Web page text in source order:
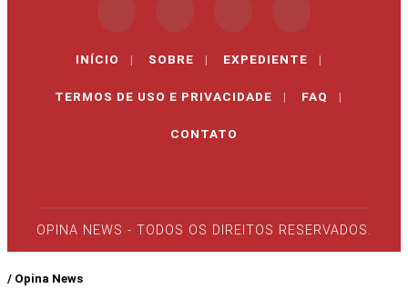
INÍCIO | SOBRE | EXPEDIENTE |
TERMOS DE USO E PRIVACIDADE | FAQ |
CONTATO
OPINA NEWS - TODOS OS DIREITOS RESERVADOS.
/ Opina News